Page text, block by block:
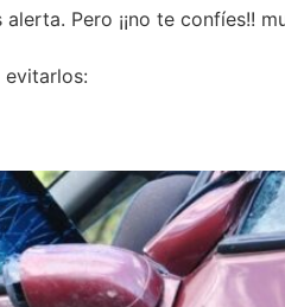
Pero ¡¡no te confíes!!